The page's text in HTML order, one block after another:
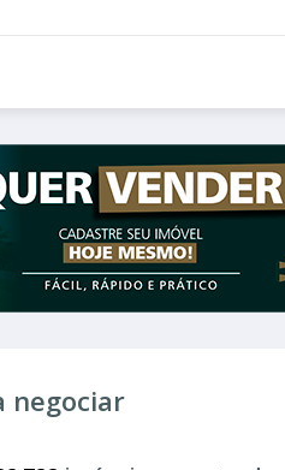
negociar